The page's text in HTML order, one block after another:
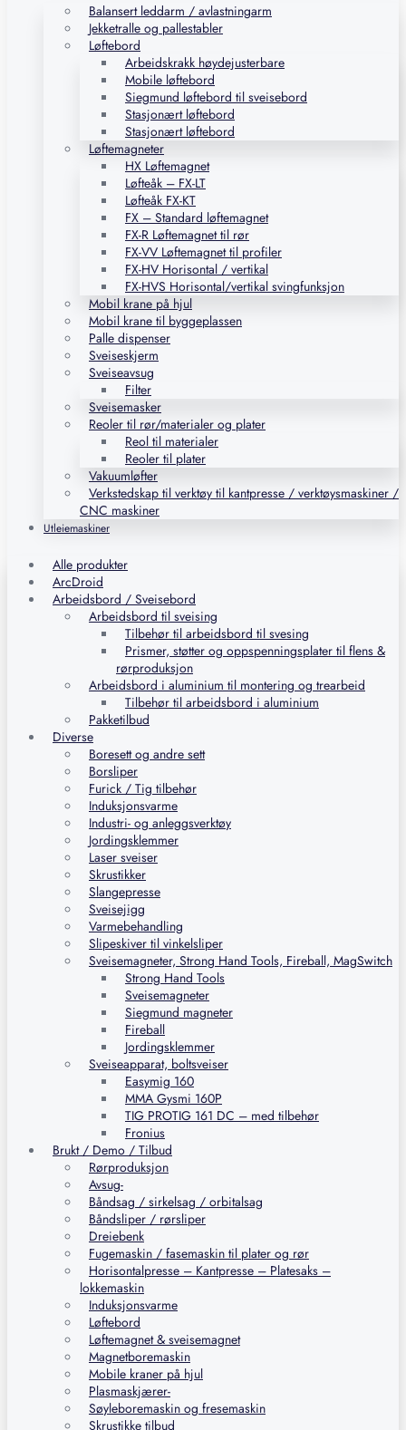
Balansert leddarm / avlastningarm
Jekketralle og pallestabler
Løftebord
Arbeidskrakk høydejusterbare
Mobile løftebord
Siegmund løftebord til sveisebord
Stasjonært løftebord
Stasjonært løftebord
Løftemagneter
HX Løftemagnet
Løfteåk – FX-LT
Løfteåk FX-KT
FX – Standard løftemagnet
FX-R Løftemagnet til rør
FX-VV Løftemagnet til profiler
FX-HV Horisontal / vertikal
FX-HVS Horisontal/vertikal svingfunksjon
Mobil krane på hjul
Mobil krane til byggeplassen
Palle dispenser
Sveiseskjerm
Sveiseavsug
Filter
Sveisemasker
Reoler til rør/materialer og plater
Reol til materialer
Reoler til plater
Vakuumløfter
Verkstedskap til verktøy til kantpresse / verktøysmaskiner /
CNC maskiner
Utleiemaskiner
Alle produkter
ArcDroid
Arbeidsbord / Sveisebord
Arbeidsbord til sveising
Tilbehør til arbeidsbord til svesing
Prismer, støtter og oppspenningsplater til flens &
rørproduksjon
Arbeidsbord i aluminium til montering og trearbeid
Tilbehør til arbeidsbord i aluminium
Pakketilbud
Diverse
Boresett og andre sett
Borsliper
Furick / Tig tilbehør
Induksjonsvarme
Industri- og anleggsverktøy
Jordingsklemmer
Laser sveiser
Skrustikker
Slangepresse
Sveisejigg
Varmebehandling
Slipeskiver til vinkelsliper
Sveisemagneter, Strong Hand Tools, Fireball, MagSwitch
Strong Hand Tools
Sveisemagneter
Siegmund magneter
Fireball
Jordingsklemmer
Sveiseapparat, boltsveiser
Easymig 160
MMA Gysmi 160P
TIG PROTIG 161 DC – med tilbehør
Fronius
Brukt / Demo / Tilbud
Rørproduksjon
Avsug-
Båndsag / sirkelsag / orbitalsag
Båndsliper / rørsliper
Dreiebenk
Fugemaskin / fasemaskin til plater og rør
Horisontalpresse – Kantpresse – Platesaks –
lokkemaskin
Induksjonsvarme
Løftebord
Løftemagnet & sveisemagnet
Magnetboremaskin
Mobile kraner på hjul
Plasmaskjærer-
Søyleboremaskin og fresemaskin
Skrustikke tilbud